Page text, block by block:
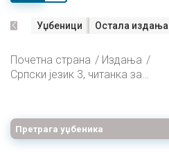
Уџбеници Остала издања
Почетна страна
Издања
Српски језик 3, читанка за трећи разред
Претрага уџбеника